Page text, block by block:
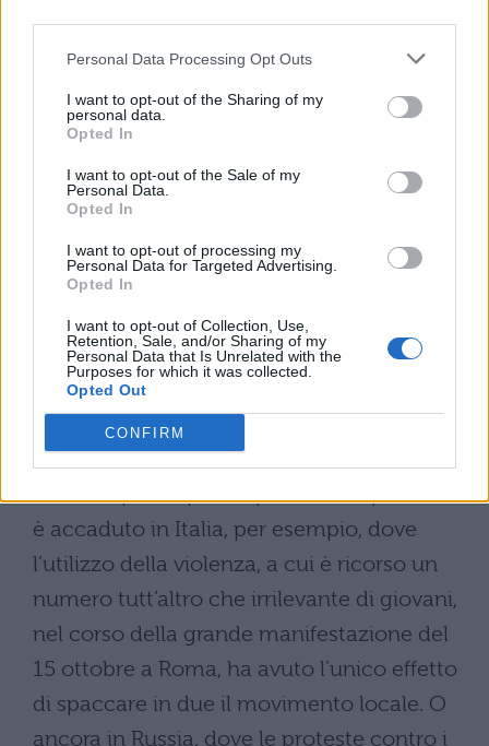
Personal Data Processing Opt Outs
I want to opt-out of the Sharing of my
personal data.
Opted In
I want to opt-out of the Sale of my
Personal Data.
Opted In
I want to opt-out of processing my
Personal Data for Targeted Advertising.
Opted In
I want to opt-out of Collection, Use,
Retention, Sale, and/or Sharing of my
Personal Data that Is Unrelated with the
Purposes for which it was collected.
Opted Out
CONFIRM
come i problemi del proprio giardino siano
collegati con quelli della finanza mondiale.
Da un punto di vista pratico, gli indignati
chiedono risposte, da parte dei governi, a
favore e a tutela delle fasce economiche
più deboli, in particolar modo in tema di
lavoro e stato sociale.
Altri momenti importanti, poi, durante lo
scorso anno, hanno visto sotto i riflettori
alcuni movimenti di cittadini che hanno
provato (purtroppo in molti casi in maniera
vana) a far valere i propri diritti nelle
maniere più disparate possibili. È quello che
è accaduto in Italia, per esempio, dove
l’utilizzo della violenza, a cui è ricorso un
numero tutt’altro che irrilevante di giovani,
nel corso della grande manifestazione del
15 ottobre a Roma, ha avuto l’unico effetto
di spaccare in due il movimento locale. O
ancora in Russia, dove le proteste contro i